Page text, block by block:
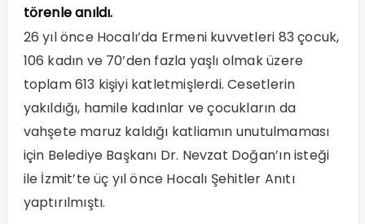
törenle anıldı.
26 yıl önce Hocalı’da Ermeni kuvvetleri 83 çocuk,
106 kadın ve 70’den fazla yaşlı olmak üzere
toplam 613 kişiyi katletmişlerdi. Cesetlerin
yakıldığı, hamile kadınlar ve çocukların da
vahşete maruz kaldığı katliamın unutulmaması
için Belediye Başkanı Dr. Nevzat Doğan’ın isteği
ile İzmit’te üç yıl önce Hocalı Şehitler Anıtı
yaptırılmıştı.